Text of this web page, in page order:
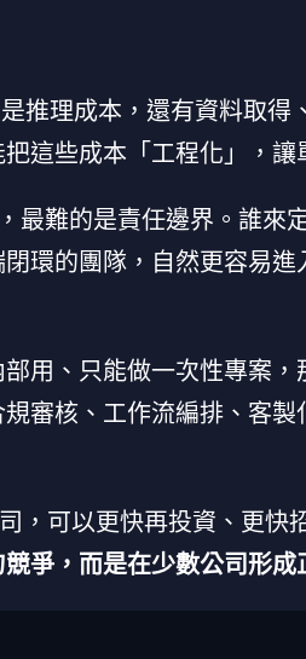
推理成本，還有資料取
這些成本「工程化」，讓
最難的是責任邊界。誰來
環的團隊，自然更容易
部用、只能做一次性專案
審核、工作流編排、客
，可以更快再投資、更快
爭，而是在少數公司形成